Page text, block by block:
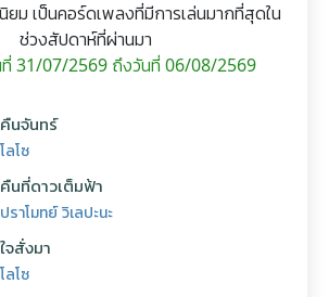
ม เป็นคอร์ดเพลงที่มีการเล่นมากที่สุดใน
ช่วงสัปดาห์ที่ผ่านมา
31/07/2569 ถึงวันที่ 06/08/2569
คืนจันทร์
โลโซ
คืนที่ดาวเต็มฟ้า
ปราโมทย์ วิเลปะนะ
ใจสั่งมา
โลโซ